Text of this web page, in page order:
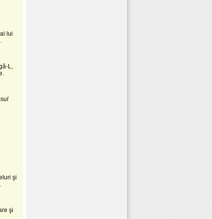
lui
L,
şi
şi